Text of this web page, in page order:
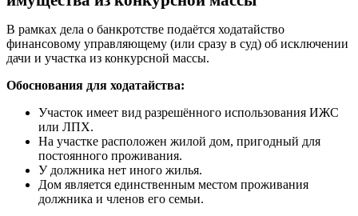
В рамках дела о банкротстве подаётся ходатайство
финансовому управляющему (или сразу в суд) об исключении
дачи и участка из конкурсной массы.
Обоснования для ходатайства:
Участок имеет вид разрешённого использования ИЖС
или ЛПХ.
На участке расположен жилой дом, пригодный для
постоянного проживания.
У должника нет иного жилья.
Дом является единственным местом проживания
должника и членов его семьи.